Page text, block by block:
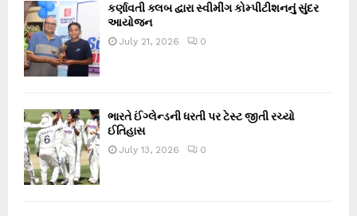
કર્ણાવતી ક્લબ દ્વારા સ્વીમીંગ કોમ્પીટીશનનું સુંદર
આયોજન
July 21, 2026 0
ભારતે ઈંગ્લેન્ડની ધરતી પર ટેસ્ટ જીતી રચ્યો
ઈતિહાસ
July 13, 2026 0